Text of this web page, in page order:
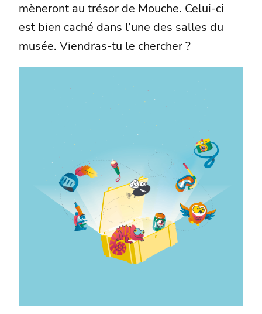
mèneront au trésor de Mouche. Celui-ci
est bien caché dans l’une des salles du
musée. Viendras-tu le chercher ?